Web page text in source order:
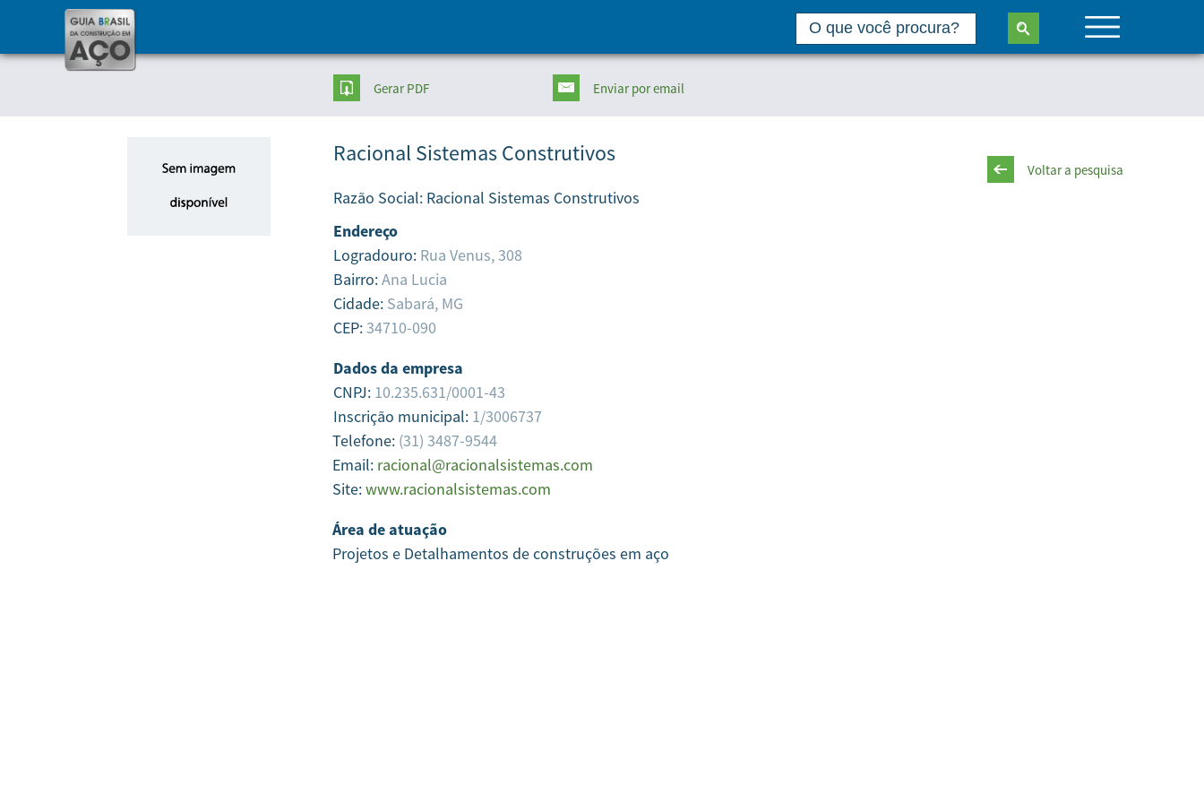
Gerar PDF Enviarpor email
Voltar a pesquisa
Racional Sistemas Construtivos
Razão Social: Racional Sistemas Construtivos
Endereço
Logradouro: Rua Venus, 308
Bairro:Ana Lucia
Cidade: Sabará, MG
CEP:34710-090
Dados da empresa
CNPJ: 10.235.631/0001-43
Inscrição municipal: 1/3006737
Telefone: (31) 3487-9544
Email: racional@racionalsistemas.com
Site:www.racionalsistemas.com
Área de atuação
Projetos e Detalhamentos de construções em aço